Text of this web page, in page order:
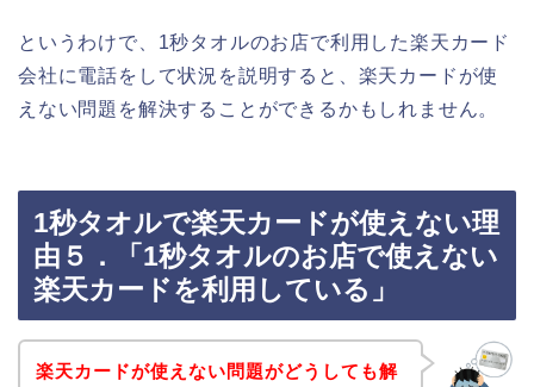
というわけで、1秒タオルのお店で利用した楽天カード
会社に電話をして状況を説明すると、楽天カードが使
えない問題を解決することができるかもしれません。
1秒タオルで楽天カードが使えない理
由５．「1秒タオルのお店で使えない
楽天カードを利用している」
楽天カードが使えない問題がどうしても解